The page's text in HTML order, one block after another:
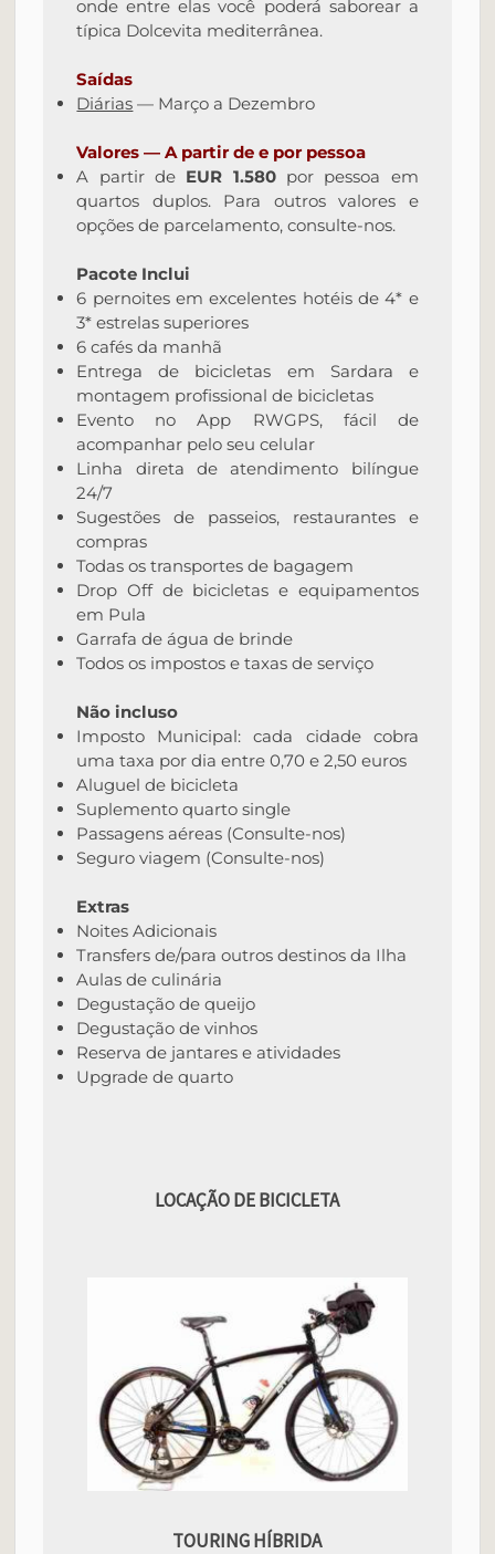
onde entre elas você poderá saborear a
típica Dolcevita mediterrânea.
Saídas
Diárias — Março a Dezembro
Valores — A partir de e por pessoa
A partir de EUR 1.580 por pessoa em
quartos duplos. Para outros valores e
opções de parcelamento, consulte-nos.
Pacote Inclui
6 pernoites em excelentes hotéis de 4* e
3* estrelas superiores
6 cafés da manhã
Entrega de bicicletas em Sardara e
montagem profissional de bicicletas
Evento no App RWGPS, fácil de
acompanhar pelo seu celular
Linha direta de atendimento bilíngue
24/7
Sugestões de passeios, restaurantes e
compras
Todas os transportes de bagagem
Drop Off de bicicletas e equipamentos
em Pula
Garrafa de água de brinde
Todos os impostos e taxas de serviço
Não incluso
Imposto Municipal: cada cidade cobra
uma taxa por dia entre 0,70 e 2,50 euros
Aluguel de bicicleta
Suplemento quarto single
Passagens aéreas (Consulte-nos)
Seguro viagem (Consulte-nos)
Extras
Noites Adicionais
Transfers de/para outros destinos da Ilha
Aulas de culinária
Degustação de queijo
Degustação de vinhos
Reserva de jantares e atividades
Upgrade de quarto
LOCAÇÃO DE BICICLETA
TOURING HÍBRIDA